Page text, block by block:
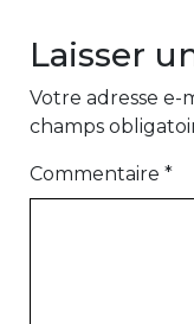
Laisser
Votre adresse e-
champs
Commentaire *